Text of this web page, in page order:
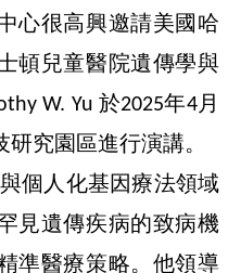
心很高興邀請美國哈
頓兒童醫院遺傳學與
W. Yu 於2025年4月
究園區進行演講。
個人化基因療法領域
見遺傳疾病的致病機
準醫療策略。他領導